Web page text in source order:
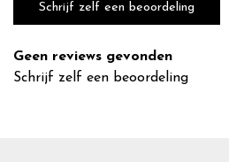
Schrijf zelf een beoordeling
Geen reviews gevonden
Schrijf zelf een beoordeling